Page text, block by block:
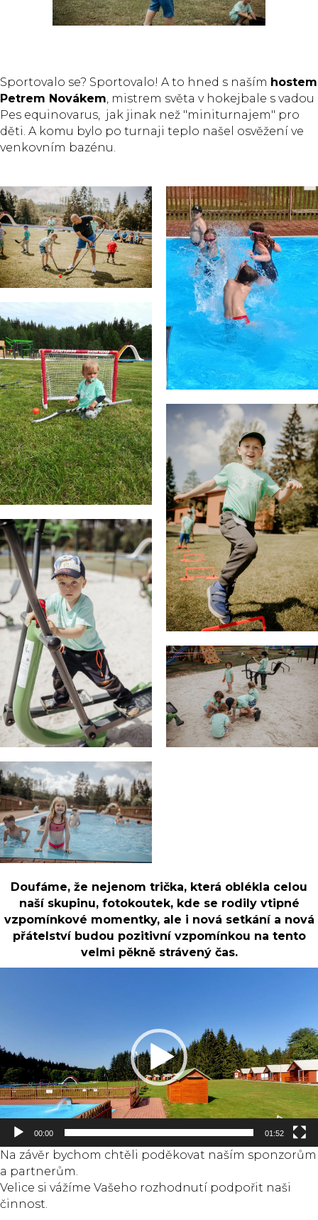
Sportovalo se? Sportovalo! A to hned s naším hostem
Petrem Novákem, mistrem světa v hokejbale s vadou
Pes equinovarus, jak jinak než "miniturnajem" pro
děti. A komu bylo po turnaji teplo našel osvěžení ve
venkovním bazénu.
Doufáme, že nejenom trička, která oblékla celou
naší skupinu, fotokoutek, kde se rodily vtipné
vzpomínkové momentky, ale i nová setkání a nová
přátelství budou pozitivní vzpomínkou na tento
velmi pěkně strávený čas.
00:00 01:52
Na závěr bychom chtěli poděkovat naším sponzorům
a partnerům.
Velice si vážíme Vašeho rozhodnutí podpořit naši
činnost.